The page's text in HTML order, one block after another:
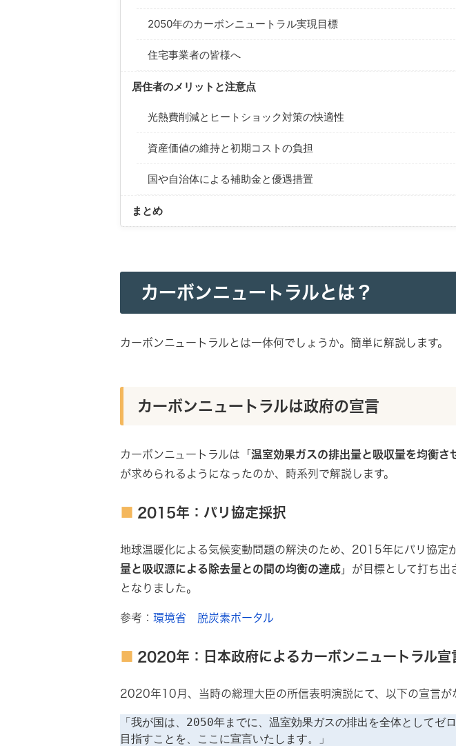
2050年のカーボンニュートラル実現目標
住宅事業者の皆様へ
居住者のメリットと注意点
光熱費削減とヒートショック対策の快適性
資産価値の維持と初期コストの負担
国や自治体による補助金と優遇措置
まとめ
カーボンニュートラルとは？
カーボンニュートラルとは一体何でしょうか。簡単に解説します。
カーボンニュートラルは政府の宣言
カーボンニュートラルは「 温室効果ガスの排出量と吸収量を均衡さ
が求められるようになったのか、時系列で解説します。
2015年：パリ協定採択
地球温暖化による気候変動問題の解決のため、2015年にパリ協定
量と吸収源による除去量との間の均衡の達成 」が目標として打ち
となりました。
参考： 環境省 脱炭素ポータル
2020年：日本政府によるカーボンニュートラル宣
2020年10月、当時の総理大臣の所信表明演説にて、以下の宣言が
「我が国は、2050年までに、温室効果ガスの排出を全体として
目指すことを、ここに宣言いたします。」